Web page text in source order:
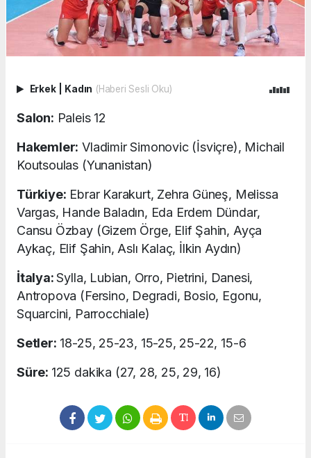
Erkek Kadın (Haberi Sesli Oku)
Salon: Paleis 12
Hakemler: Vladimir Simonovic (İsviçre), Michail
Koutsoulas (Yunanistan)
Türkiye: Ebrar Karakurt, Zehra Güneş, Melissa
Vargas, Hande Baladın, Eda Erdem Dündar,
Cansu Özbay (Gizem Örge, Elif Şahin, Ayça
Aykaç, Elif Şahin, Aslı Kalaç, İlkin Aydın)
İtalya:Sylla, Lubian, Orro, Pietrini, Danesi,
Antropova (Fersino, Degradi, Bosio, Egonu,
Squarcini, Parrocchiale)
Setler: 18-25, 25-23, 15-25, 25-22, 15-6
Süre: 125 dakika (27, 28, 25, 29, 16)